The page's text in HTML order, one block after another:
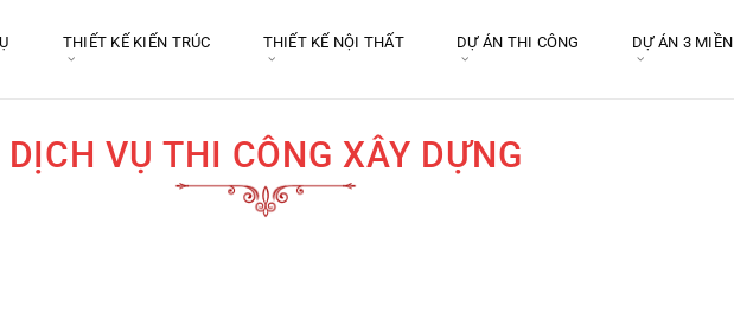
THIẾT KẾ KIẾN TRÚC THIẾT KẾ NỘI THẤT DỰ ÁN THI CÔNG DỰ ÁN 3 MIỀN
DỊCH VỤ THI CÔNG XÂY DỰNG